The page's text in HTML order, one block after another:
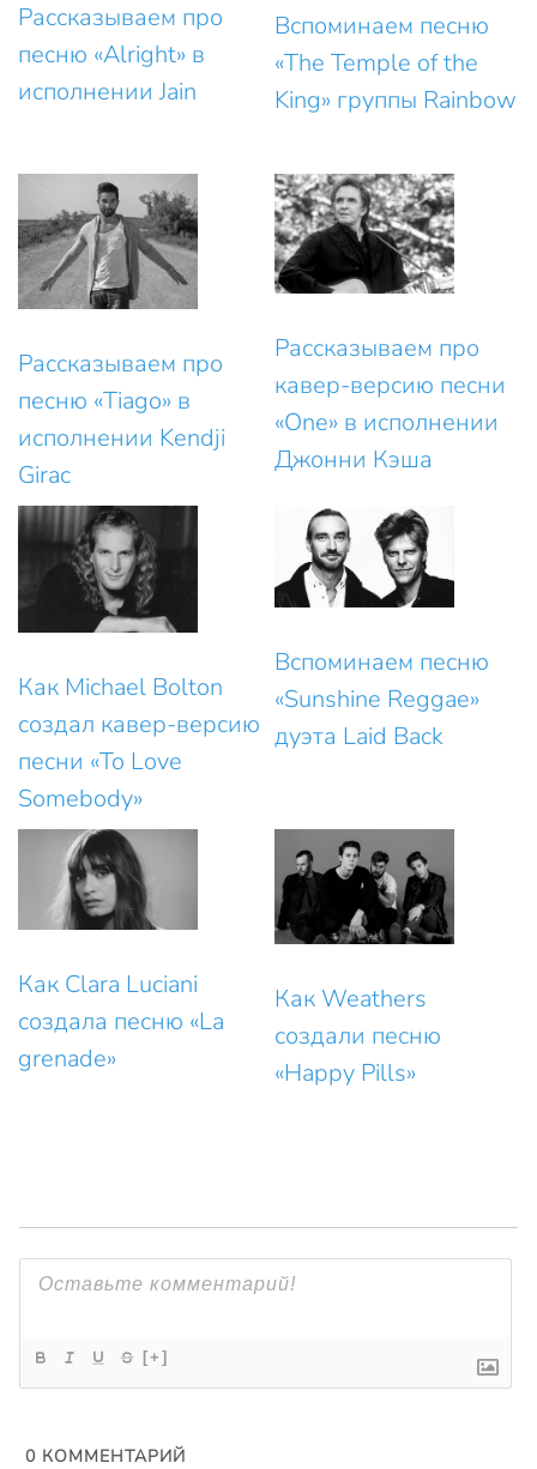
Рассказываем про
песню «Alright» в
исполнении Jain
Вспоминаем песню
«The Temple of the
King» группы Rainbow
Рассказываем про
песню «Tiago» в
исполнении Kendji
Girac
Рассказываем про
кавер-версию песни
«One» в исполнении
Джонни Кэша
Как Michael Bolton
создал кавер-версию
песни «To Love
Somebody»
Вспоминаем песню
«Sunshine Reggae»
дуэта Laid Back
Как Clara Luciani
создала песню «La
grenade»
Как Weathers
создали песню
«Happy Pills»
[+]
0 КОММЕНТАРИЙ